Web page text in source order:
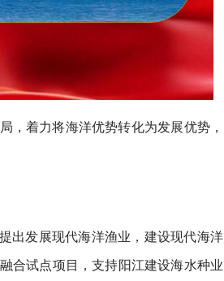
，着力将海洋优势转化为发展优势，
出发展现代海洋渔业，建设现代海洋
合试点项目，支持阳江建设海水种业